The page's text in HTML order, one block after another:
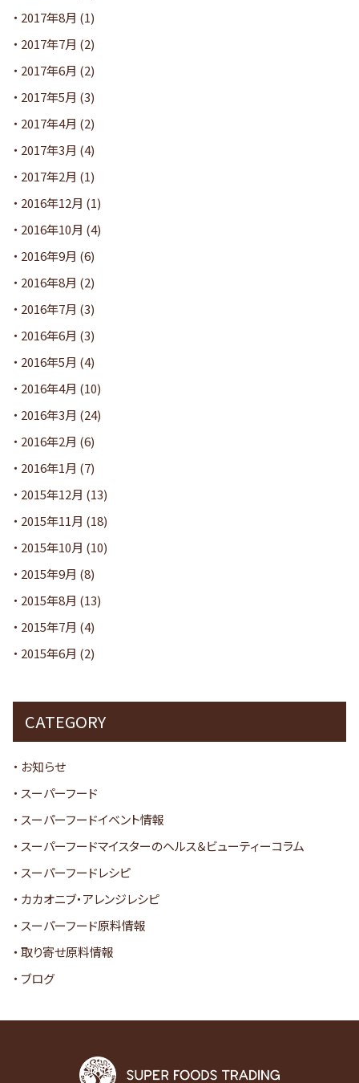
2017年8月 (1)
2017年7月 (2)
2017年6月 (2)
2017年5月 (3)
2017年4月 (2)
2017年3月 (4)
2017年2月 (1)
2016年12月 (1)
2016年10月 (4)
2016年9月 (6)
2016年8月 (2)
2016年7月 (3)
2016年6月 (3)
2016年5月 (4)
2016年4月 (10)
2016年3月 (24)
2016年2月 (6)
2016年1月 (7)
2015年12月 (13)
2015年11月 (18)
2015年10月 (10)
2015年9月 (8)
2015年8月 (13)
2015年7月 (4)
2015年6月 (2)
CATEGORY
お知らせ
スーパーフード
スーパーフードイベント情報
スーパーフードマイスターのヘルス＆ビューティーコラム
スーパーフードレシピ
カカオニブ・アレンジレシピ
スーパーフード原料情報
取り寄せ原料情報
ブログ